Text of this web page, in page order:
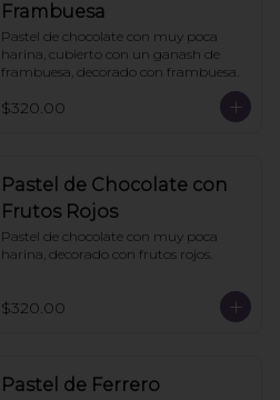
Frambuesa
Pastel de chocolate con muy poca
harina, cubierto con un ganash de
frambuesa, decorado con frambuesa.
$320.00
Pastel de Chocolate con
Frutos Rojos
Pastel de chocolate con muy poca
harina, decorado con frutos rojos.
$320.00
Pastel de Ferrero